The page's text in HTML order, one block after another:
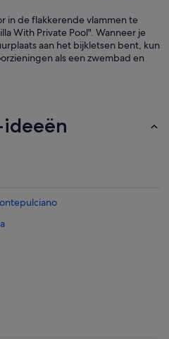
in de flakkerende vlammen te
With Private Pool". Wanneer je
aan het bijkletsen bent, kun
als een zwembad en